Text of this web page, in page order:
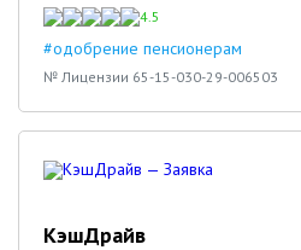
4.5
#одобрение пенсионерам
№ Лицензии 65-15-030-29-006503
КэшДрайв